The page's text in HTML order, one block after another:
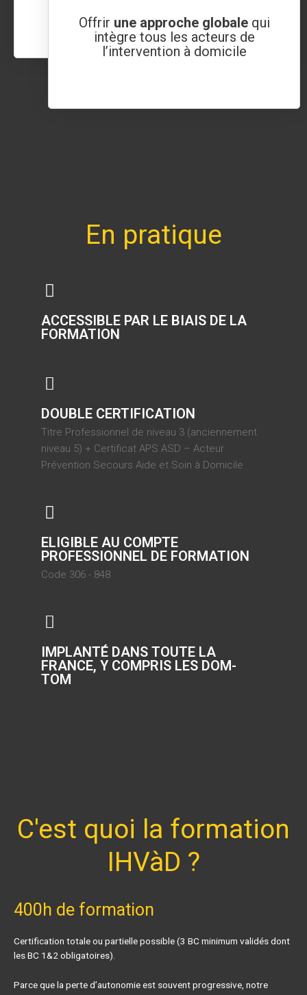
Offrir une approche globalequi
intègre tous les acteurs de
l’intervention à domicile
En pratique
ACCESSIBLE PAR LE BIAIS DE LA
FORMATION
DOUBLE CERTIFICATION
Titre Professionnel de niveau 3 (anciennement
niveau 5) + Certificat APS ASD – Acteur
Prévention Secours Aide et Soin à Domicile
ELIGIBLE AU COMPTE
PROFESSIONNEL DE FORMATION
Code 306 - 848
IMPLANTÉ DANS TOUTE LA
FRANCE, Y COMPRIS LES DOM-
TOM
C'est quoi la formation
IHVàD ?
400h de formation
Certification totale ou partielle possible (3 BC minimum validés dont
les BC 1&2 obligatoires).
Parce que la perte d’autonomie est souvent progressive, notre